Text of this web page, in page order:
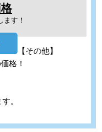
ます！
【その他】
格！
。